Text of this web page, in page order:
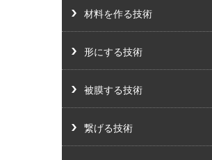
材料を作る技術
形にする技術
被膜する技術
繋げる技術